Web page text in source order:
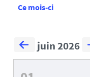
Ce mois-ci
juin 2026